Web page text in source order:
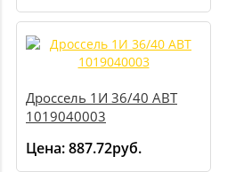
Дроссель 1И 36/40 АВТ
1019040003
Цена:887.72руб.